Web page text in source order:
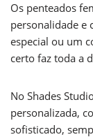
Os penteados
personalidade e
especial ou um
certo faz toda a
No Shades
personalizada,
sofisticado,